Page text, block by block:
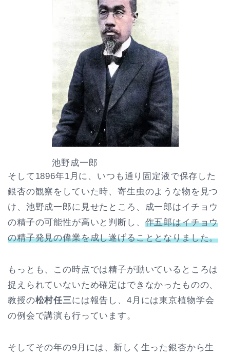
池野成一郎
そして1896年1月に、いつも通り固定液で保存した
銀杏の観察をしていた時、寄生虫のような物を見つ
け、池野成一郎に見せたところ、成一郎はイチョウ
の精子の可能性が高いと判断し、 作五郎はイチョウ
の精子発見の偉業を成し遂げることとなりました。
もっとも、この時点では精子が動いているところは
捉えられていないため確定はできなかったものの、
教授の松村任三には報告し、4月には東京植物学会
の例会で講演も行っています。
そしてその年の9月には、新しく生った銀杏から生